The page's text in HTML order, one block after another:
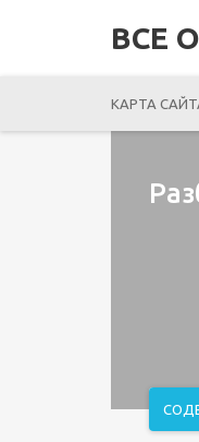
ВСЕ
КАРТА